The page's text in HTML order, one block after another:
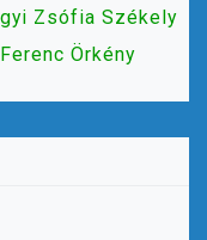
Zsófia Székely
Örkény